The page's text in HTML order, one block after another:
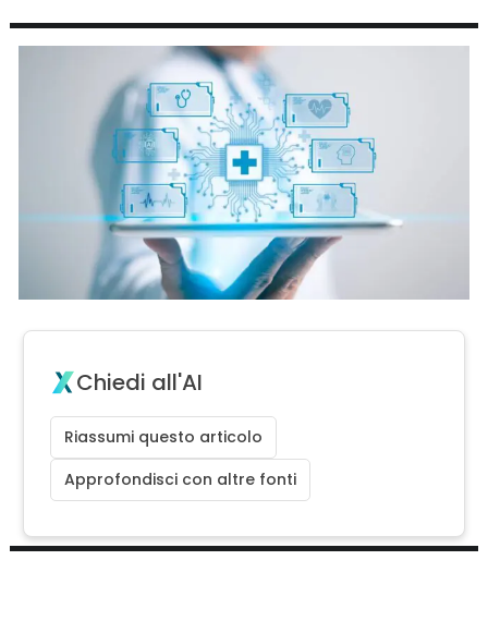
Chiedi all'AI
Riassumi questo articolo
Approfondisci con altre fonti